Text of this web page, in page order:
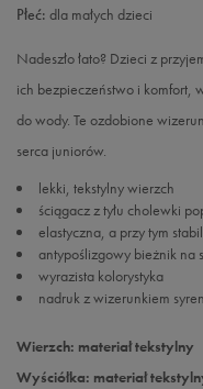
Płeć: dla małych dzieci
Nadeszło łato? Dzieci z
ich bezpieczeństwo i komfort,
do wody. Te ozdobione
serca juniorów.
lekki, tekstylny wierzch
ściągacz z tyłu cholewki
elastyczna, a przy tym
antypoślizgowy bieżnik na
wyrazista kolorystyka
nadruk z wizerunkiem
Wierzch: materiał tekstylny
Wyściółka: materiał